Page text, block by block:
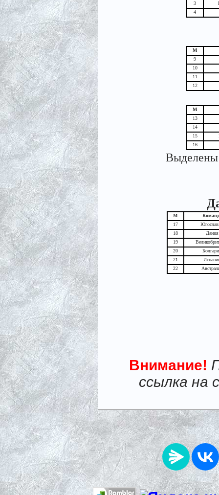
3
4
М
9
10
11
12
М
13
14
15
16
Выделены
М
17
18
Дания
19
20
21
22
Внимание!
ссылка на